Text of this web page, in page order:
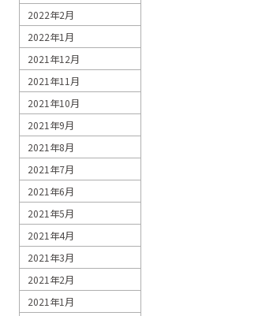
2022年2月
2022年1月
2021年12月
2021年11月
2021年10月
2021年9月
2021年8月
2021年7月
2021年6月
2021年5月
2021年4月
2021年3月
2021年2月
2021年1月